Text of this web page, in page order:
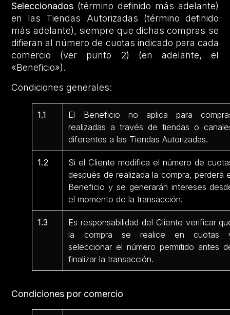
Seleccionados (término definido más adelante)
en las Tiendas Autorizadas (término definido
más adelante), siempre que dichas compras se
difieran al número de cuotas indicado para cada
comercio (ver punto 2) (en adelante, el
«Beneficio»).
Condiciones generales:
1.1
El Beneficio no aplica para
realizadas a través de tiendas o
diferentes a las Tiendas Autorizadas.
1.2
Si el Cliente modifica el número de
después de realizada la compra, perderá
Beneficio y se generarán intereses
el momento de la transacción.
1.3
Es responsabilidad del Cliente verificar
la compra se realice en cuotas
seleccionar el número permitido antes
finalizar la transacción.
Condiciones por comercio